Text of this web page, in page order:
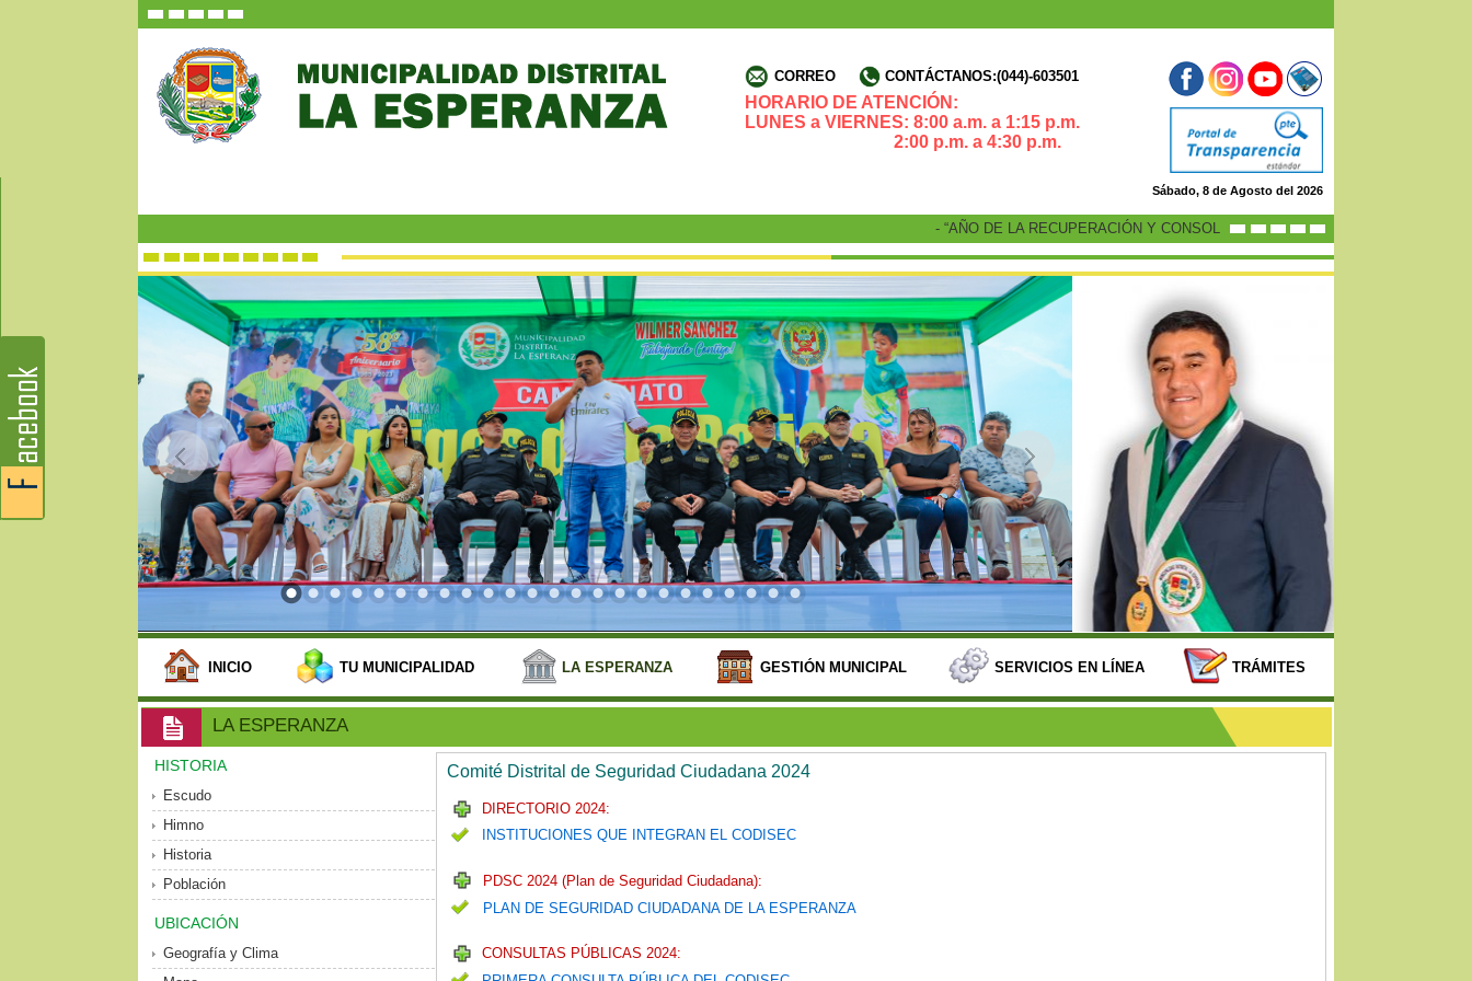
CORREO CONTÁCTANOS:(044)-603501
HORARIO DE ATENCIÓN:
LUNES a VIERNES: 8:00 a.m. a 1:15 p.m.
2:00 p.m. a 4:30 p.m.
Sábado, 8 de Agosto del 2026
- “AÑO DE LA RECUPERACIÓN Y CONSOLIDACIÓN DE LA ECONOMÍA PERUANA”
INICIO TU MUNICIPALIDAD LA ESPERANZA GESTIÓN MUNICIPAL SERVICIOS EN LÍNEA TRÁMITES
LA ESPERANZA
HISTORIA
Escudo
Himno
Historia
Población
UBICACIÓN
Geografía y Clima
Comité Distrital de Seguridad Ciudadana 2024
DIRECTORIO 2024:
INSTITUCIONES QUE INTEGRAN EL CODISEC
PDSC 2024 (Plan de Seguridad Ciudadana):
PLAN DE SEGURIDAD CIUDADANA DE LA ESPERANZA
CONSULTAS PÚBLICAS 2024: